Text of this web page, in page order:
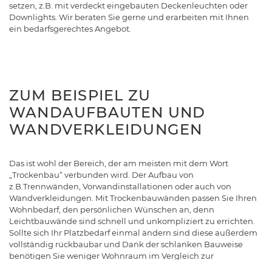
setzen, z.B. mit verdeckt eingebauten Deckenleuchten oder
Downlights. Wir beraten Sie gerne und erarbeiten mit Ihnen
ein bedarfsgerechtes Angebot.
ZUM BEISPIEL ZU
WANDAUFBAUTEN UND
WANDVERKLEIDUNGEN
Das ist wohl der Bereich, der am meisten mit dem Wort
„Trockenbau“ verbunden wird. Der Aufbau von
z.B.Trennwänden, Vorwandinstallationen oder auch von
Wandverkleidungen. Mit Trockenbauwänden passen Sie Ihren
Wohnbedarf, den persönlichen Wünschen an, denn
Leichtbauwände sind schnell und unkompliziert zu errichten.
Sollte sich Ihr Platzbedarf einmal ändern sind diese außerdem
vollständig rückbaubar und Dank der schlanken Bauweise
benötigen Sie weniger Wohnraum im Vergleich zur